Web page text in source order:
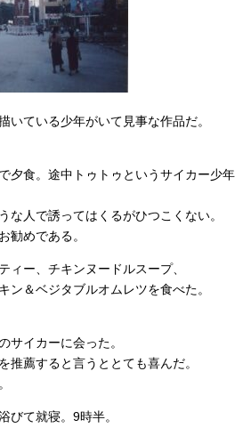
いている少年がいて見事な作品だ。
夕食。途中トゥトゥというサイカー少年
な人で誘ってはくるがひつこくない。
勧めである。
ィー、チキンヌードルスープ、
ン＆ベジタブルオムレツを食べた。
サイカーに会った。
推薦すると言うととても喜んだ。
びて就寝。9時半。